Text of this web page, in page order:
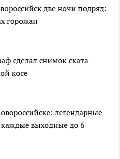
две ночи подряд:
горожан
сделал снимок ската-
косе
легендарные
выходные до 6